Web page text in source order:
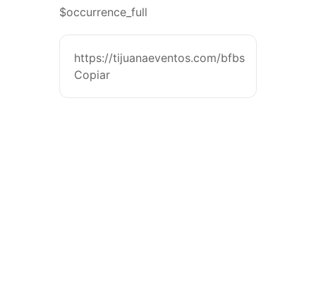
$occurrence_full
https://tijuanaeventos.com/bfbs
Copiar